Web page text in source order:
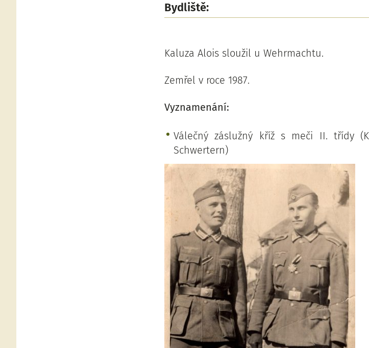
Bydliště:
Kaluza Alois sloužil u Wehrmachtu.
Zemřel v roce 1987.
Vyznamenání:
Válečný záslužný kříž s meči II. třídy
Schwertern)